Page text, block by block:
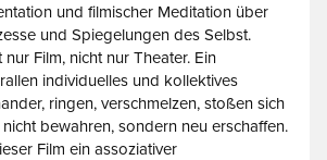
und filmischer Meditation über
und Spiegelungen des Selbst.
Film, nicht nur Theater. Ein
individuelles und kollektives
ringen, verschmelzen, stoßen sich
bewahren, sondern neu erschaffen.
Film ein assoziativer